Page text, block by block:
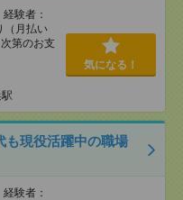
験者：
（月払い
第のお支
気になる！
も現役活躍中の職場
験者：